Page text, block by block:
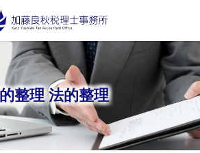
整理 法的整理